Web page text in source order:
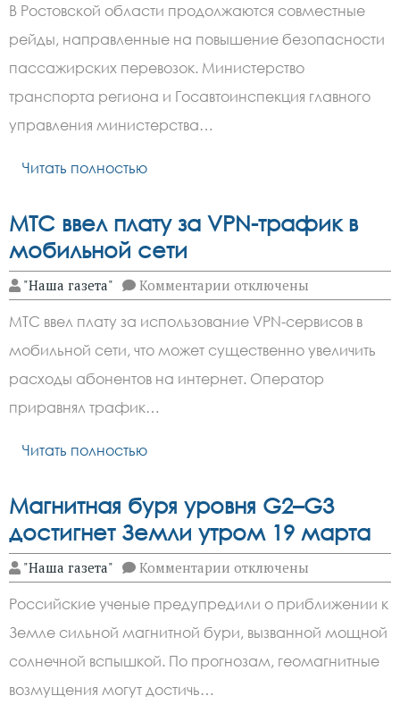
Дону
проверили
работу
такси
и
автобусов
В Ростовской области продолжаются совместные
рейды, направленные на повышение безопасности
пассажирских перевозок. Министерство
транспорта региона и Госавтоинспекция главного
управления министерства…
Читать полностью
МТС ввел плату за VPN-трафик в
мобильной сети
"Наша газета" Комментарии к
записи
МТС
ввел
плату
за
VPN-
трафик
отключены
МТС ввел плату за использование VPN-сервисов в
мобильной сети, что может существенно увеличить
расходы абонентов на интернет. Оператор
приравнял трафик…
Читать полностью
Магнитная буря уровня G2–G3
достигнет Земли утром 19 марта
"Наша газета" Комментарии к
записи
буря
уровня
G2–
G3
достигнет
отключены
Российские ученые предупредили о приближении к
Земле сильной магнитной бури, вызванной мощной
солнечной вспышкой. По прогнозам, геомагнитные
возмущения могут достичь…